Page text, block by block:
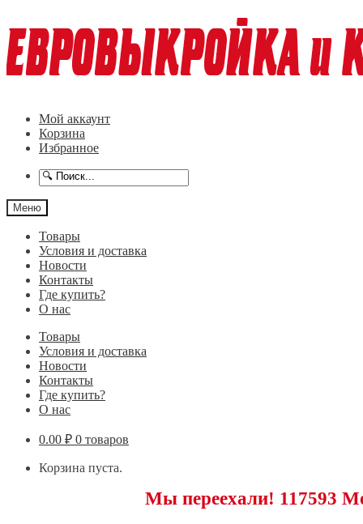
к
навигации
к
содержимому
Мой аккаунт
Корзина
Избранное
Меню
Товары
Условия и доставка
Новости
Контакты
Где купить?
О нас
Товары
Условия и доставка
Новости
Контакты
Где купить?
О нас
0.00 ₽ 0 товаров
Корзина пуста.
Мы переехали! 117593 Москва,